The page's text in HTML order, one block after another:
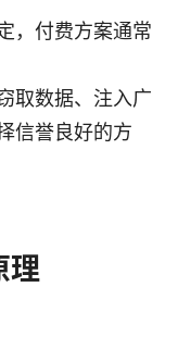
，付费方案通常
取数据、注入广
信誉良好的方
理